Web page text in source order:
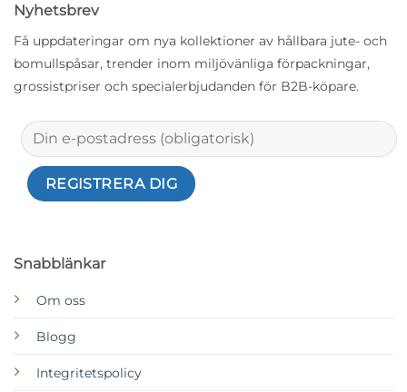
Snabblänkar
Om oss
Blogg
Integritetspolicy
Nyhetsbrev
Få uppdateringar om nya kollektioner av hållbara jute- och
bomullspåsar, trender inom miljövänliga förpackningar,
grossistpriser och specialerbjudanden för B2B-köpare.